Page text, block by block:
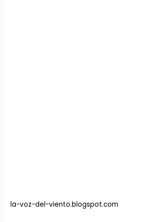
la-voz-del-viento.blogspot.com